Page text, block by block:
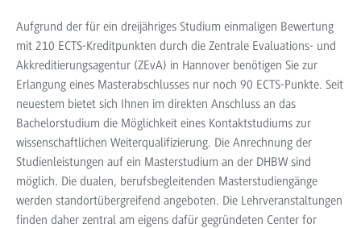
Aufgrund der für ein dreijähriges Studium einmaligen Bewertung
mit 210 ECTS-Kreditpunkten durch die Zentrale Evaluations- und
Akkreditierungsagentur (ZEvA) in Hannover benötigen Sie zur
Erlangung eines Masterabschlusses nur noch 90 ECTS-Punkte. Seit
neuestem bietet sich Ihnen im direkten Anschluss an das
Bachelorstudium die Möglichkeit eines Kontaktstudiums zur
wissenschaftlichen Weiterqualifizierung. Die Anrechnung der
Studienleistungen auf ein Masterstudium an der DHBW sind
möglich. Die dualen, berufsbegleitenden Masterstudiengänge
werden standortübergreifend angeboten. Die Lehrveranstaltungen
finden daher zentral am eigens dafür gegründeten Center for